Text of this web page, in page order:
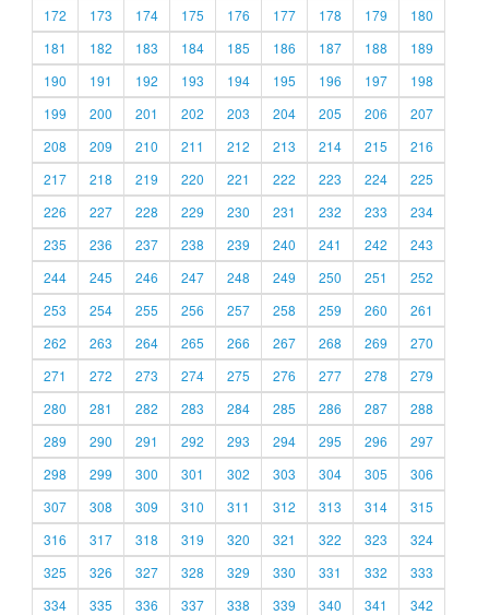
172
173 174 175 176 177 178 179
180
181
182 183 184 185 186 187 188
189
190
191 192 193 194 195 196 197
198
199
200 201 202 203 204 205 206
207
208
209 210 211 212 213 214 215
216
217
218 219 220 221 222 223 224
225
226
227 228 229 230 231 232 233
234
235
236 237 238 239 240 241 242
243
244
245 246 247 248 249 250 251
252
253
254 255 256 257 258 259 260
261
262
263 264 265 266 267 268 269
270
271
272 273 274 275 276 277 278
279
280
281 282 283 284 285 286 287
288
289
290 291 292 293 294 295 296
297
298
299 300 301 302 303 304 305
306
307
308 309 310 311 312 313 314
315
316
317 318 319 320 321 322 323
324
325
326 327 328 329 330 331 332
333
334
335 336 337 338 339 340 341 342